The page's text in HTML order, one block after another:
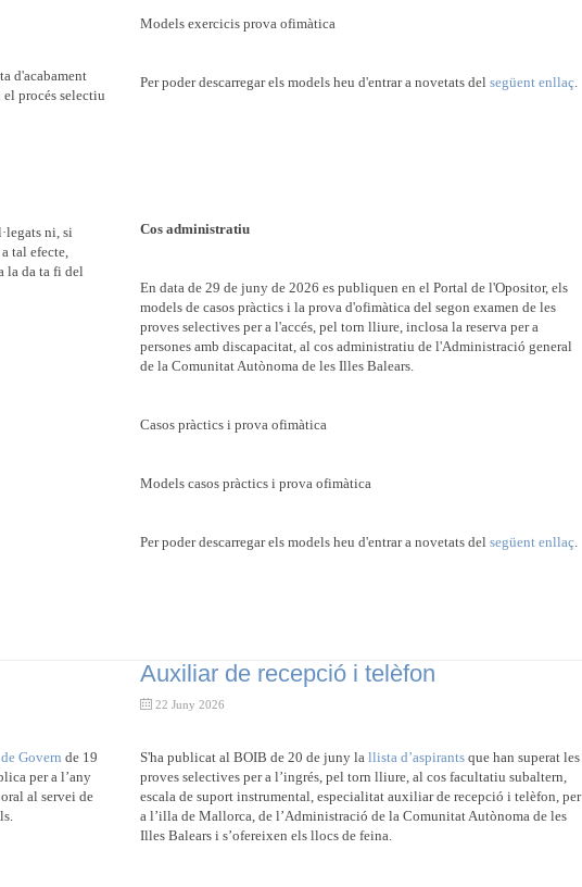
d'acabament
procés selectiu
ni, si
tal efecte,
la da ta fi del
Models exercicis prova ofimàtica
Per poder descarregar els models heu d'entrar a novetats del següent enllaç.
Cos administratiu
En data de 29 de juny de 2026 es publiquen en el Portal de l'Opositor, els
models de casos pràctics i la prova d'ofimàtica del segon examen de les
proves selectives per a l'accés, pel torn lliure, inclosa la reserva per a
persones amb discapacitat, al cos administratiu de l'Administració general
de la Comunitat Autònoma de les Illes Balears.
Casos pràctics i prova ofimàtica
Models casos pràctics i prova ofimàtica
Per poder descarregar els models heu d'entrar a novetats del següent enllaç.
Govern de 19
per a l’any
al servei de
Auxiliar de recepció i telèfon
22 Juny 2026
​​S'ha publicat al BOIB de 20 de juny lallista d’aspirantsque han superat les
proves selectives per a l’ingrés, pel torn lliure, al cos facultatiu subaltern,
escala de suport instrumental, especialitat auxiliar de recepció i telèfon, per
a l’illa de Mallorca, de l’Administració de la Comunitat Autònoma de les
Illes Balears i s’ofereixen els llocs de feina.